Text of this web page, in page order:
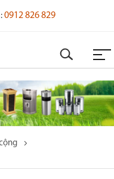
0912 826 829